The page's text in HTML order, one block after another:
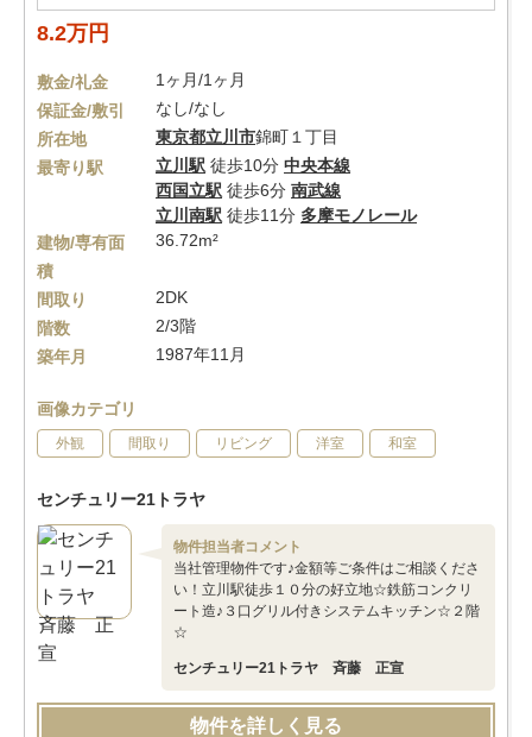
8.2万円
敷金/礼金
1ヶ月/1ヶ月
保証金/敷引
なし/なし
所在地
東京都立川市錦町１丁目
最寄り駅
立川駅 徒歩10分 中央本線
西国立駅 徒歩6分 南武線
立川南駅 徒歩11分 多摩モノレール
建物/専有面
積
36.72m²
間取り
2DK
階数
2/3階
築年月
1987年11月
画像カテゴリ
外観 間取り リビング 洋室 和室
センチュリー21トラヤ
物件担当者コメント
当社管理物件です♪金額等ご条件はご相談くださ
い！立川駅徒歩１０分の好立地☆鉄筋コンクリ
ート造♪３口グリル付きシステムキッチン☆２階
☆
センチュリー21トラヤ 斉藤 正宣
物件を詳しく見る